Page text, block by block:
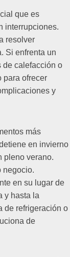
que es
interrupciones.
resolver
Si enfrenta un
de calefacción o
para ofrecer
y
más
en invierno
pleno verano.
negocio.
en su lugar de
y hasta la
de refrigeración o
de